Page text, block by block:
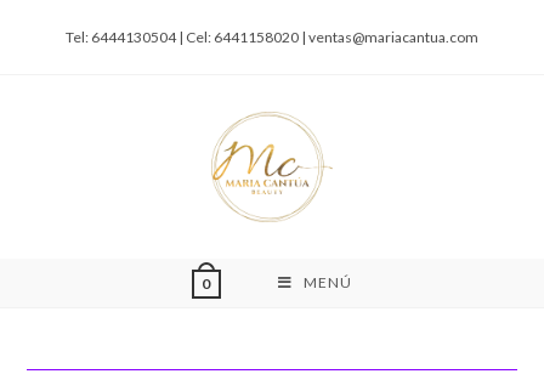
Tel: 6444130504 | Cel: 6441158020 | ventas@mariacantua.com
0 MENÚ